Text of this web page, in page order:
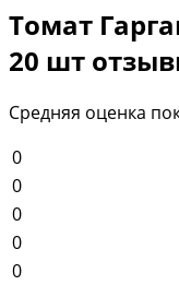
Томат
20 шт
Средняя оценка
0
0
0
0
0